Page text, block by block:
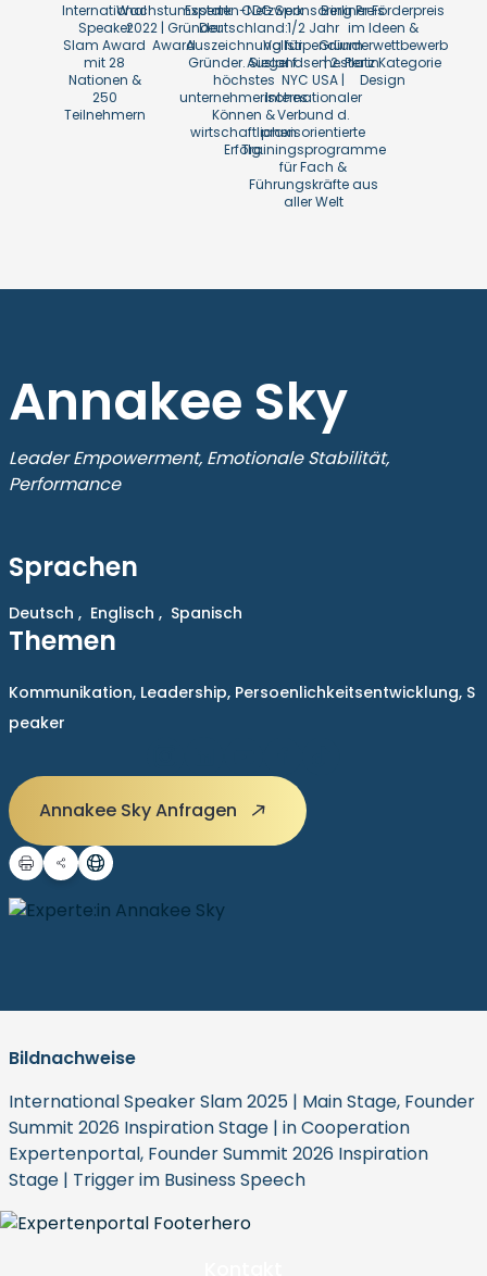
International
Speaker
Slam Award
mit 28
Nationen &
250
Teilnehmern
Wachstumsstark
2022 | Gründer
Award
Experten-Netzwerk
Deutschland:
Auszeichnung für
Gründer. Siegel f.
höchstes
unternehmerisches
Können &
wirtschaftlichen
Erfolg.
CDG Sponsoring Preis
1/2 Jahr
Vollstipendium
Auslandsemester in
NYC USA |
Internationaler
Verbund d.
praxisorientierte
Trainingsprogramme
für Fach &
Führungskräfte aus
aller Welt
Berliner Förderpreis
im Ideen &
Gründerwettbewerb
| 2. Platz Kategorie
Design
Annakee Sky
Leader Empowerment, Emotionale Stabilität,
Performance
Sprachen
Deutsch , Englisch , Spanisch
Themen
Kommunikation, Leadership, Persoenlichkeitsentwicklung, S
peaker
Annakee Sky Anfragen
Bildnachweise
International Speaker Slam 2025 | Main Stage, Founder
Summit 2026 Inspiration Stage | in Cooperation
Expertenportal, Founder Summit 2026 Inspiration
Stage | Trigger im Business Speech